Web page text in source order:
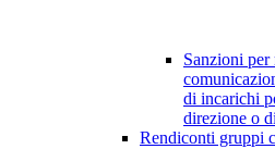
Sanzioni per
di incarichi
direzione o
Rendiconti gruppi